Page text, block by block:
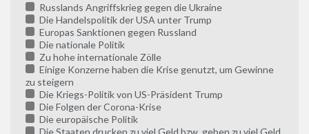
Russlands Angriffskrieg gegen die Ukraine
Die Handelspolitik der USA unter Trump
Europas Sanktionen gegen Russland
Die nationale Politik
Zu hohe internationale Zölle
Einige Konzerne haben die Krise genutzt, um Gewinne
zu steigern
Die Kriegs-Politik von US-Präsident Trump
Die Folgen der Corona-Krise
Die europäische Politik
Die Staaten drucken zu viel Geld bzw. geben zu viel Geld